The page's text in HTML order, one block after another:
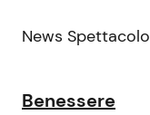
News Spettacolo
Benessere